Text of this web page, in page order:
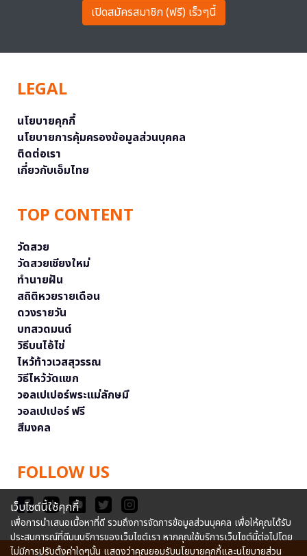
เปิดสมัครสมาชิก (ฟรี) เร็วๆนี้
LEGAL
นโยบายคุกกี้
นโยบายการคุ้มครองข้อมูลส่วนบุคคล
ติดต่อเรา
เกี่ยวกับเอ็มไทย
TOP CONTENT
วัดสวย
วัดสวยเชียงใหม่
ทำนายฝัน
สถิติหวยรายเดือน
ดวงรายวัน
บทสวดมนต์
วิธีบนไอ้ไข่
ไหว้ท้าวเวสสุวรรณ
วิธีไหว้วัดแขก
วอลเปเปอร์พระแม่ลักษมี
วอลเปเปอร์ ฟรี
สีมงคล
FOLLOW US
เว็บไซต์นี้ใช้คุกกี้
เพื่อการนำเสนอเนื้อหาที่ดี รวมถึงการจัดการข้อมูลส่วนบุคคล เพื่อให้คุณได้รับ
ประสบการณ์ที่ดีบนบริการของเว็บไซต์เรา หากคุณใช้บริการเว็บไซต์นี้ต่อไปโดย
ไม่มีการปรับตั้งค่าใดๆนั้น แสดงว่าคุณยอมรับนโยบายคุกกี้และนโยบายส่วน